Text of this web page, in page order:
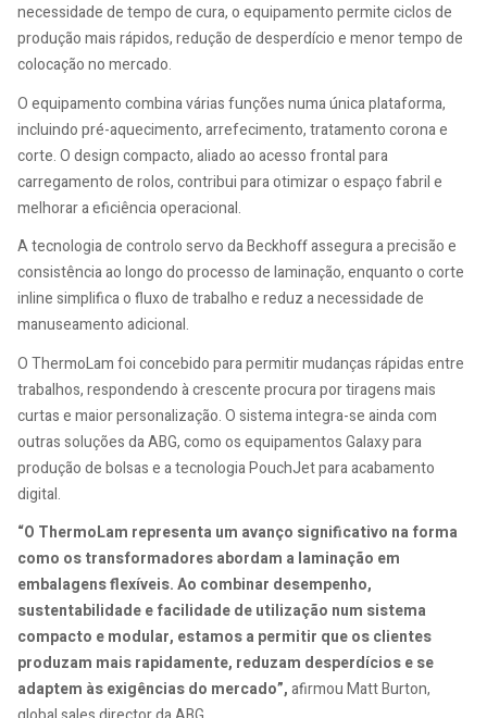
necessidade de tempo de cura, o equipamento permite ciclos de
produção mais rápidos, redução de desperdício e menor tempo de
colocação no mercado.
O equipamento combina várias funções numa única plataforma,
incluindo pré-aquecimento, arrefecimento, tratamento corona e
corte. O design compacto, aliado ao acesso frontal para
carregamento de rolos, contribui para otimizar o espaço fabril e
melhorar a eficiência operacional.
A tecnologia de controlo servo da Beckhoff assegura a precisão e
consistência ao longo do processo de laminação, enquanto o corte
inline simplifica o fluxo de trabalho e reduz a necessidade de
manuseamento adicional.
O ThermoLam foi concebido para permitir mudanças rápidas entre
trabalhos, respondendo à crescente procura por tiragens mais
curtas e maior personalização. O sistema integra-se ainda com
outras soluções da ABG, como os equipamentos Galaxy para
produção de bolsas e a tecnologia PouchJet para acabamento
digital.
“O ThermoLam representa um avanço significativo na forma
como os transformadores abordam a laminação em
embalagens flexíveis. Ao combinar desempenho,
sustentabilidade e facilidade de utilização num sistema
compacto e modular, estamos a permitir que os clientes
produzam mais rapidamente, reduzam desperdícios e se
adaptem às exigências do mercado”,afirmou Matt Burton,